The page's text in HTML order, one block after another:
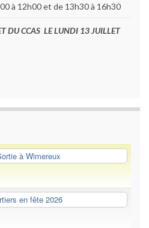
à 12h00 et de 13h30 à 16h30
DU CCAS LE LUNDI 13 JUILLET
à Wimereux
en fête 2026